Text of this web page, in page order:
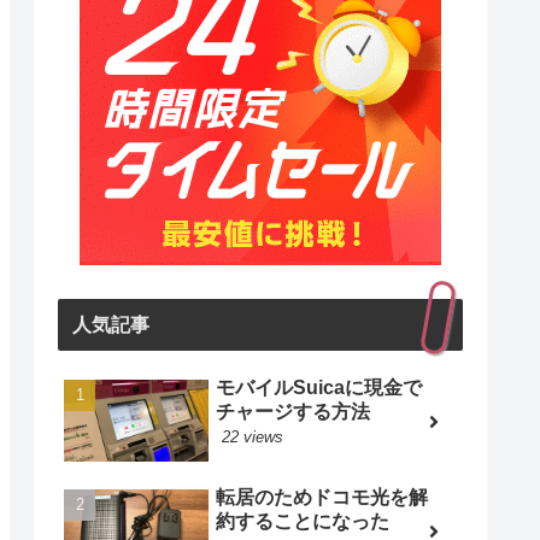
人気記事
モバイルSuicaに現金で
チャージする方法
22 views
転居のためドコモ光を解
約することになった